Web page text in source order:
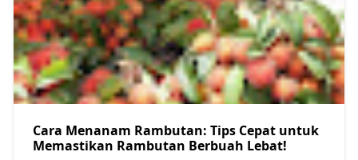
Cara Menanam Rambutan: Tips Cepat untuk
Memastikan Rambutan Berbuah Lebat!